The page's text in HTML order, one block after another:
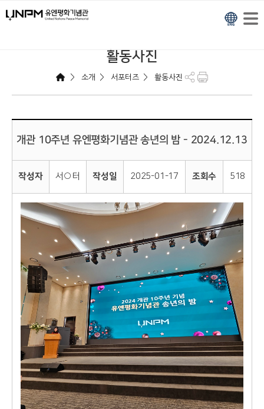
활동사진
> 소개 > 서포터즈> 활동사진
개관 10주년 유엔평화기념관 송년의 밤 - 2024.12.13
작성자 서○터 작성일 2025-01-17 조회수 518